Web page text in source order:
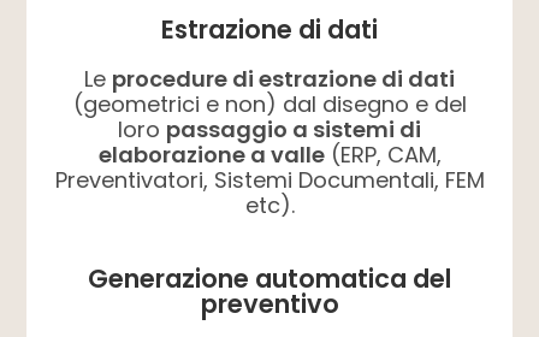
Estrazione di dati
Le procedure di estrazione di dati
(geometrici e non) dal disegno e del
loro passaggio a sistemi di
elaborazione a valle(ERP, CAM,
Preventivatori, Sistemi Documentali, FEM
etc).
Generazione automatica del
preventivo